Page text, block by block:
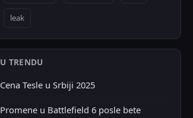
leak
U TRENDU
Cena Tesle u Srbiji 2025
Promene u Battlefield 6 posle bete